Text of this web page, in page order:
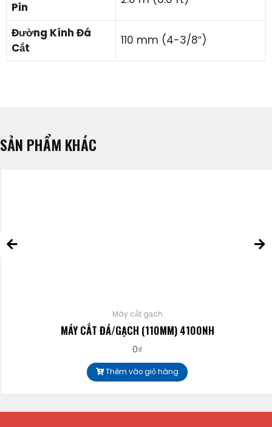
Pin
Đường Kính Đá
Cắt
110 mm (4-3/8″)
SẢN PHẨM KHÁC
Máy cắt gạch
MÁY CẮT ĐÁ/GẠCH (110MM) 4100NH
0₫
Thêm vào giỏ hàng